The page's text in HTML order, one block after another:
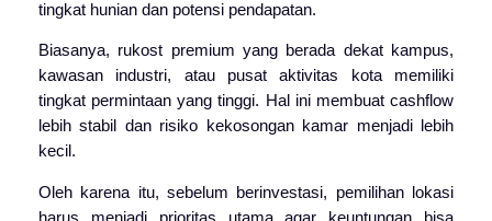
tingkat hunian dan potensi pendapatan.
Biasanya, rukost premium yang berada dekat kampus,
kawasan industri, atau pusat aktivitas kota memiliki
tingkat permintaan yang tinggi. Hal ini membuat cashflow
lebih stabil dan risiko kekosongan kamar menjadi lebih
kecil.
Oleh karena itu, sebelum berinvestasi, pemilihan lokasi